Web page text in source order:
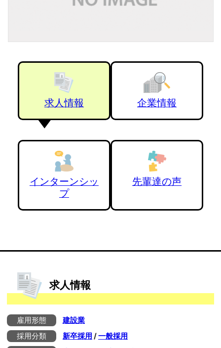
求人情報 企業情報
インターンシッ
プ
先輩達の声
求人情報
雇用形態
建設業
採用分類
新卒採用 /一般採用